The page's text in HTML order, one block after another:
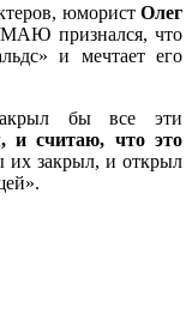
юморист Олег
признался, что
и мечтает его
бы все эти
и считаю, что это
их закрыл, и открыл